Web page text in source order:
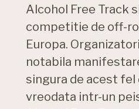
Alcohol Free Track
competitie de off-
Europa.
notabila
singura de acest
vreodata intr-un